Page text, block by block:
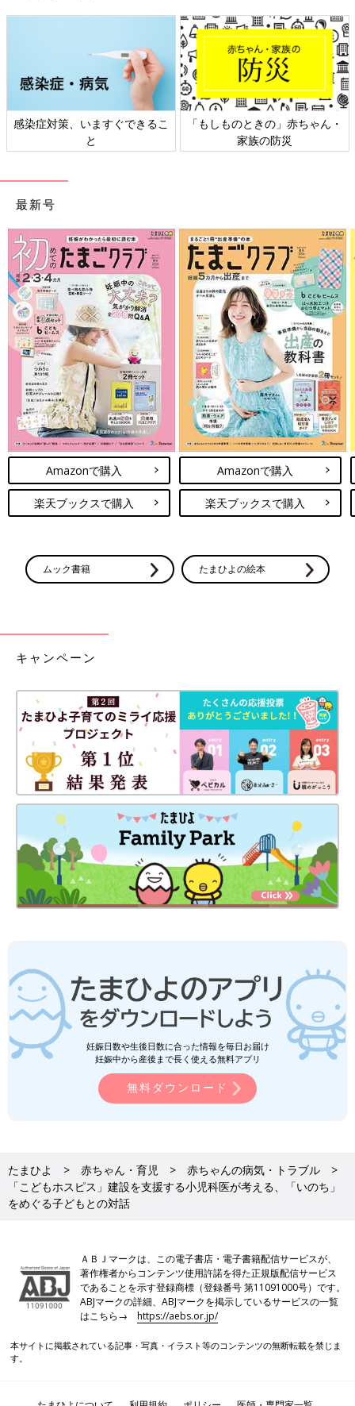
ていました。また、子どもを亡くした母親・父親のなかには
「『たとえこの世を去ったとしても、あなたと私たちはずっと一
緒』と生前に伝えられたことで、いつまでも子どもとの絆を感じ
られている」という人もいるそうです。
「死」への深い対話は、「誰と一緒にどう生きていきたいか」と
いう心の真実を語り合う場にもなり得るのだと感じます。
子どもの問いに、真摯に耳を傾けてみよう
したら、それは子どもと深く語り合うチャンスかもしれません。
柳澤先生は、病気の子どもから「私は死んじゃうの？」「これか
らどうなるの？」と問われたら、「すぐに返答しようとしなくて
いい」と教えてくれました。
「『親としてきちんと答えなければならない』『正しいことを教
えなければならない』と身構えず、『なんて答えたらいいかわか
らないから』と会話を早く終えてしまおうとせず、落ち着いてひ
と呼吸おき、子どもに向き合ってみましょう。まずは「なぜ、そ
う感じたの？」「なぜ、聞いてみたいと思ったの？」などと、子
どもの気持ちや意図を確認する質問を返してみましょう」（柳澤
先生）
これは病気の子から発せられる質問だけに限った話ではないのか
もしれません。語り合う自信がないこと、できれば隠しておきた
いことも、子どもから問いかけられたときには、その気持ちを受
けとめてみる。「あなたはどう思う？」と対話を始めてみる。子
どもの話をさえぎったり、親の意見を押しつけたりせずに、子ど
か。親と子で深く語り合った体験は、子どもの考える力、対話す
る力を育て、親子の関係をより一層深めてくれるはずだと筆者は
ある子どもの命に精一杯向き合った家族のエピソードを紹介しま
（文／猪俣奈央子）
※写真はイメージです
こどもホスピス―限りある小さな命が輝く場所
田川尚登
1957年、神奈川県横浜市生まれ。2003年、NPO法人スマイルオ
ブキッズを設立。2008年、病児と家族のための宿泊滞在施設
スピスプロジェクトを設立し、代表理事に就任。ほか、NPO法
感染症対策、いますぐできるこ
と
「もしものときの」赤ちゃん・
家族の防災
最新号
Amazonで購入
楽天ブックスで購入
Amazonで購入
楽天ブックスで購入
ムック書籍 たまひよの絵本
キャンペーン
妊娠日数や生後日数に合った情報を毎日お届け
妊娠中から産後まで長く使える無料アプリ
無料ダウンロード
たまひよ 赤ちゃん・育児
赤ちゃんの病気・トラブル
「こどもホスピス」建設を支援する小児科医が考える、「いのち」
をめぐる子どもとの対話
ＡＢＪマークは、この電子書店・電子書籍配信サービスが、
著作権者からコンテンツ使用許諾を得た正規版配信サービス
であることを示す登録商標（登録番号 第11091000号）です。
ABJマークの詳細、ABJマークを掲示しているサービスの一覧
はこちら→https://aebs.or.jp/
本サイトに掲載されている記事・写真・イラスト等のコンテンツの無断転載を禁じま
す。